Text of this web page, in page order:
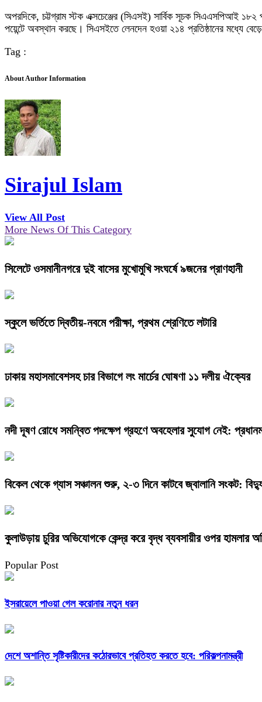
অপরদিকে, চট্টগ্রাম স্টক এক্সচেঞ্জের (সিএসই) সার্বিক সূচক সিএএসপিআই
পয়েন্টে অবস্থান করছে। সিএসইতে লেনদেন হওয়া ২১৪ প্রতিষ্ঠানের মধ্যে
Tag :
About Author Information
Sirajul Islam
View All Post
More News Of This Category
সিলেটে ওসমানীনগরে দুই বাসের মুখোমুখি সংঘর্ষে ৯জনের প্রাণহানী
স্কুলে ভর্তিতে দ্বিতীয়-নবমে পরীক্ষা, প্রথম শ্রেণিতে লটারি
ঢাকায় মহাসমাবেশসহ চার বিভাগে লং মার্চের ঘোষণা ১১ দলীয় ঐক্যের
নদী দূষণ রোধে সমন্বিত পদক্ষেপ গ্রহণে অবহেলার সুযোগ নেই:
বিকেল থেকে গ্যাস সঞ্চালন শুরু, ২-৩ দিনে কাটবে জ্বালানি সংকট:
কুলাউড়ায় চুরির অভিযোগকে কেন্দ্র করে বৃদ্ধ ব্যবসায়ীর ওপর হামলার
Popular Post
ইসরায়েলে পাওয়া গেল করোনার নতুন ধরন
দেশে অশান্তি সৃষ্টিকারীদের কঠোরভাবে প্রতিহত করতে হবে: পরিকল্পনামন্ত্রী